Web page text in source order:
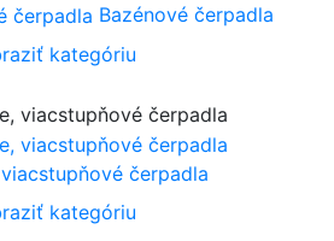
Bazénové čerpadla
kategóriu
čerpadla
kategóriu